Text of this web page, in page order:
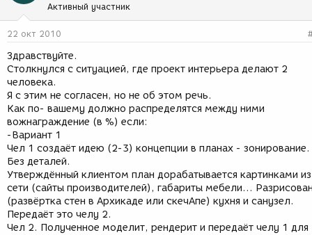
е
м
ы
з
д
я
Активный участник
22 окт 2010
Здравствуйте.
Столкнулся с ситуацией, где проект интерьера делают 2
человека.
Я с этим не согласен, но не об этом речь.
Как по- вашему должно распределятся между ними
вожнаграждение (в %) если:
-Вариант 1
Чел 1 создаёт идею (2-3) концепции в планах - зонирование.
Без деталей.
Утверждённый клиентом план дорабатывается картинками из
сети (сайты производителей), габариты мебели...
(развёртка стен в Архикаде или скечАпе) кухня и санузел.
Передаёт это челу 2.
Чел 2. Полученное моделит, рендерит и передаёт челу 1 для